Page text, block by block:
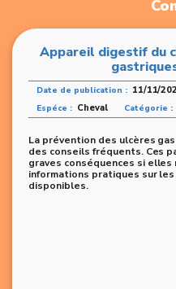
Appareil digestif du
Date de publication : 11/11/
Espéce : Cheval Catégorie :
La prévention des ulcères
des conseils fréquents. Ces
graves conséquences si
informations pratiques sur
disponibles.